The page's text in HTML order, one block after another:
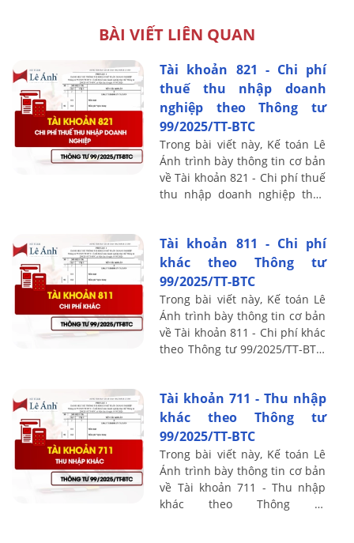
BÀI VIẾT LIÊN QUAN
Tài khoản 821 - Chi phí
thuế thu nhập doanh
nghiệp theo Thông tư
99/2025/TT-BTC
Trong bài viết này, Kế toán Lê
Ánh trình bày thông tin cơ bản
về Tài khoản 821 - Chi phí thuế
thu nhập doanh nghiệp theo
Tài khoản 811 - Chi phí
khác theo Thông tư
99/2025/TT-BTC
Trong bài viết này, Kế toán Lê
Ánh trình bày thông tin cơ bản
về Tài khoản 811 - Chi phí khác
theo Thông tư 99/2025/TT-BTC,
...
Tài khoản 711 - Thu nhập
khác theo Thông tư
99/2025/TT-BTC
Trong bài viết này, Kế toán Lê
Ánh trình bày thông tin cơ bản
về Tài khoản 711 - Thu nhập
khác theo Thông tư